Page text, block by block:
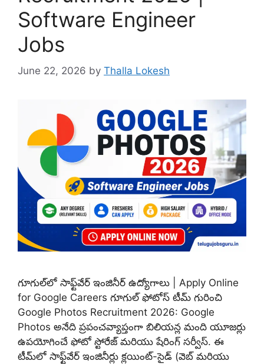
Software Engineer
Jobs
June 22, 2026 by Thalla Lokesh
గూగుల్‌లో సాఫ్ట్‌వేర్ ఇంజినీర్ ఉద్యోగాలు | Apply Online
for Google Careers గూగుల్ ఫోటోస్ టీమ్ గురించి
Google Photos Recruitment 2026: Google
Photos అనేది ప్రపంచవ్యాప్తంగా బిలియన్ల మంది యూజర్లు
ఉపయోగించే ఫోటో స్టోరేజ్ మరియు షేరింగ్ సర్వీస్. ఈ
టీమ్‌లో సాఫ్ట్‌వేర్ ఇంజినీర్లు క్లయింట్-సైడ్ (వెబ్ మరియు